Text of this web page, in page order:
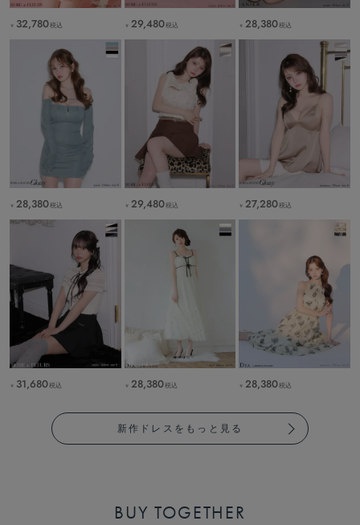
￥ 32,780税込 ￥ 29,480税込 ￥ 28,380税込
￥ 28,380税込 ￥ 29,480税込 ￥ 27,280税込
￥ 31,680税込 ￥ 28,380税込 ￥ 28,380税込
新作ドレスをもっと見る
BUY TOGETHER